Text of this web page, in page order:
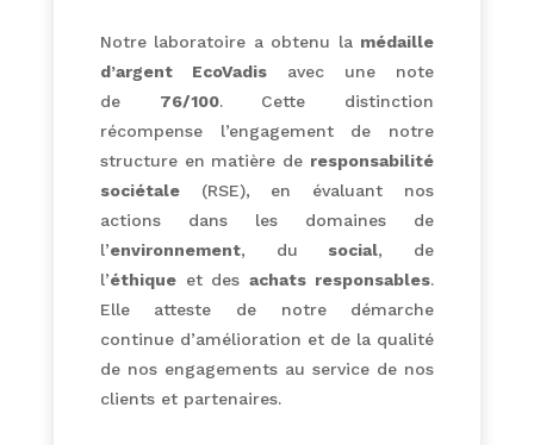
Notre laboratoire a obtenu la médaille
d’argent EcoVadisavec une note
de 76/100. Cette distinction
récompense l’engagement de notre
structure en matière de responsabilité
sociétale(RSE), en évaluant nos
actions dans les domaines de
l’environnement, du social, de
l’éthiqueet desachats responsables.
Elle atteste de notre démarche
continue d’amélioration et de la qualité
de nos engagements au service de nos
clients et partenaires.